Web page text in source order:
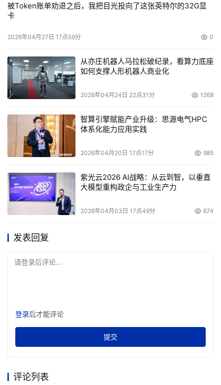
被Token账单劝退之后，我把目光投向了这张英特尔的32G显
卡
2026年04月27日 17点59分 0
从亦庄机器人马拉松破纪录，看算力底座
如何支撑人形机器人商业化
2026年04月24日 22点31分 1268
智算引擎赋能产业升级：思源电气HPC
体系化能力应用实践
2026年04月20日 17点17分 985
紫光云2026 AI战略：从云到智，以垂直
大模型重构政企与工业生产力
2026年04月03日 17点49分 674
发表回复
请登录后评论...
登录后才能评论
提交
评论列表